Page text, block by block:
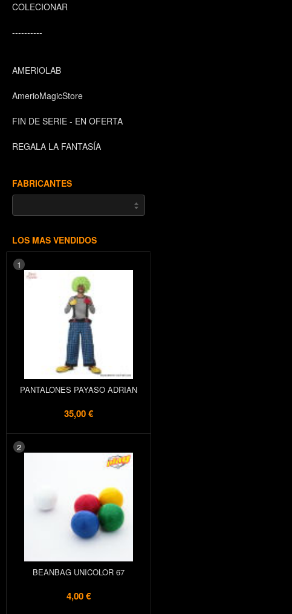
COLECIONAR
----------
AMERIOLAB
AmerioMagicStore
FIN DE SERIE - EN OFERTA
REGALA LA FANTASÍA
FABRICANTES
LOS MAS VENDIDOS
1
PANTALONES PAYASO ADRIAN
35,00 €
2
BEANBAG UNICOLOR 67
4,00 €